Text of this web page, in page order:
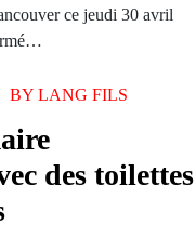
ce jeudi 30 avril
BYLANG FILS
des toilettes